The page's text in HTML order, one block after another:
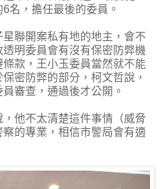
名，擔任最後的委員。
聯開案私有地的地主，會不
明委員會有沒有保密防弊機
款，王小玉委員當然就不能
密防弊的部分，柯文哲說，
審查，通過後才公開。
他不太清楚這件事情（威脅
的專業，相信市警局會有適